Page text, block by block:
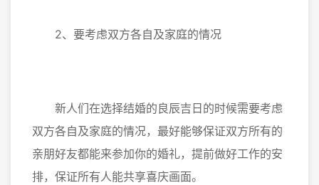
2、要考虑双方各自及家庭的情况
新人们在选择结婚的良辰吉日的时候需要考虑
双方各自及家庭的情况，最好能够保证双方所有的
亲朋好友都能来参加你的婚礼，提前做好工作的安
排，保证所有人能共享喜庆画面。